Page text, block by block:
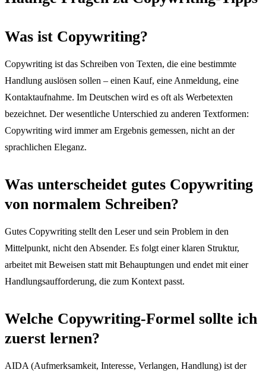
Was ist Copywriting?
Copywriting ist das Schreiben von Texten, die eine bestimmte
Handlung auslösen sollen – einen Kauf, eine Anmeldung, eine
Kontaktaufnahme. Im Deutschen wird es oft als Werbetexten
bezeichnet. Der wesentliche Unterschied zu anderen Textformen:
Copywriting wird immer am Ergebnis gemessen, nicht an der
sprachlichen Eleganz.
Was unterscheidet gutes Copywriting
von normalem Schreiben?
Gutes Copywriting stellt den Leser und sein Problem in den
Mittelpunkt, nicht den Absender. Es folgt einer klaren Struktur,
arbeitet mit Beweisen statt mit Behauptungen und endet mit einer
Handlungsaufforderung, die zum Kontext passt.
Welche Copywriting-Formel sollte ich
zuerst lernen?
AIDA (Aufmerksamkeit, Interesse, Verlangen, Handlung) ist der